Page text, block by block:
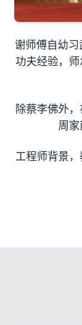
谢师傅自幼习
功夫经验，
除蔡李佛外，
周家
工程师背景